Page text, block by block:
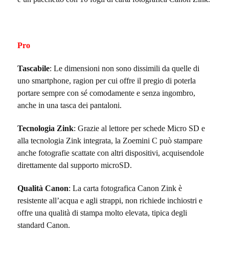
Pro
Tascabile: Le dimensioni non sono dissimili da quelle di
uno smartphone, ragion per cui offre il pregio di poterla
portare sempre con sé comodamente e senza ingombro,
anche in una tasca dei pantaloni.
Tecnologia Zink: Grazie al lettore per schede Micro SD e
alla tecnologia Zink integrata, la Zoemini C può stampare
anche fotografie scattate con altri dispositivi, acquisendole
direttamente dal supporto microSD.
Qualità Canon: La carta fotografica Canon Zink è
resistente all’acqua e agli strappi, non richiede inchiostri e
offre una qualità di stampa molto elevata, tipica degli
standard Canon.